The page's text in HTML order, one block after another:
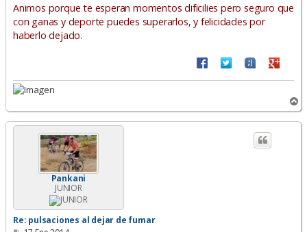
Animos porque te esperan momentos dificilies pero seguro que
con ganas y deporte puedes superarlos, y felicidades por
haberlo dejado.
r
r
Pankani
JUNIOR
Re: pulsaciones al dejar de fumar